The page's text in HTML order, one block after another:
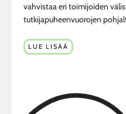
vahvistaa eri toimijoiden
tutkijapuheenvuorojen
LUE LISÄÄ